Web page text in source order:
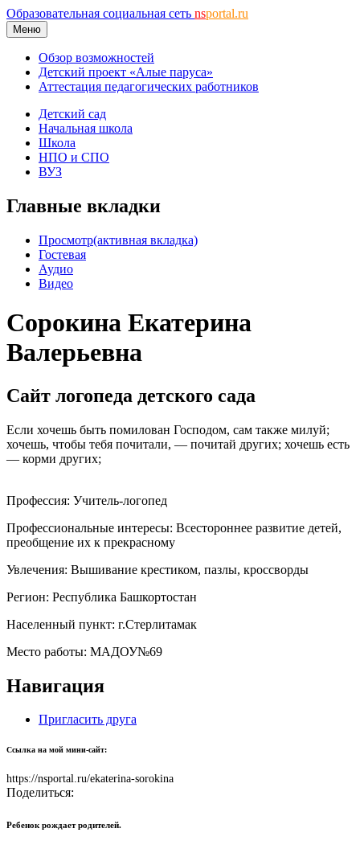
Образовательная социальная сеть nsportal.ru
Меню
Обзор возможностей
Детский проект «Алые паруса»
Аттестация педагогических работников
Детский сад
Начальная школа
Школа
НПО и СПО
ВУЗ
Главные вкладки
Просмотр(активная вкладка)
Гостевая
Аудио
Видео
Сорокина Екатерина
Валерьевна
Сайт логопеда детского сада
Если хочешь быть помилован Господом, сам также милуй;
хочешь, чтобы тебя почитали, — почитай других; хочешь есть
— корми других;
Профессия: Учитель-логопед
Профессиональные интересы: Всестороннее развитие детей,
преобщение их к прекрасному
Увлечения: Вышивание крестиком, пазлы, кроссворды
Регион: Республика Башкортостан
Населенный пункт: г.Стерлитамак
Место работы: МАДОУ№69
Навигация
Пригласить друга
Ссылка на мой мини-сайт:
https://nsportal.ru/ekaterina-sorokina
Поделиться:
Ребенок рождает родителей.